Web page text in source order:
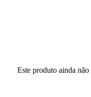
Este produto ainda